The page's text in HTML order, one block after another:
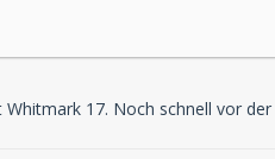
17. Noch schnell vor